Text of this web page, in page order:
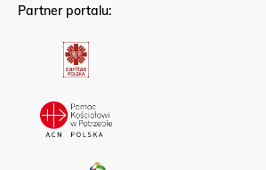
Partner portalu: